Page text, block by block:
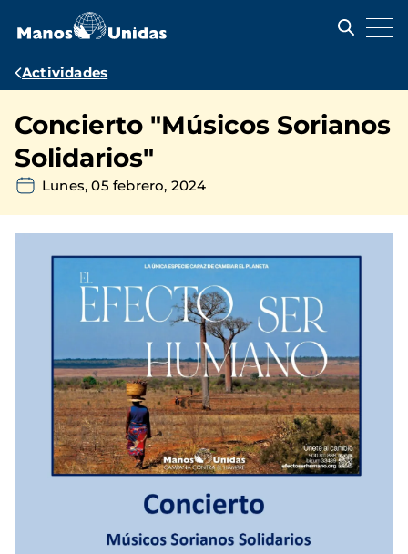
contenido
Ruta
navegación
Actividades
Concierto "Músicos Sorianos
Solidarios"
Lunes, 05 febrero, 2024